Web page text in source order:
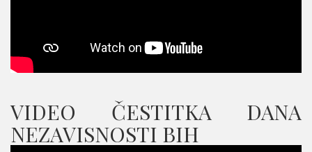
VIDEO ČESTITKA DANA
NEZAVISNOSTI BIH